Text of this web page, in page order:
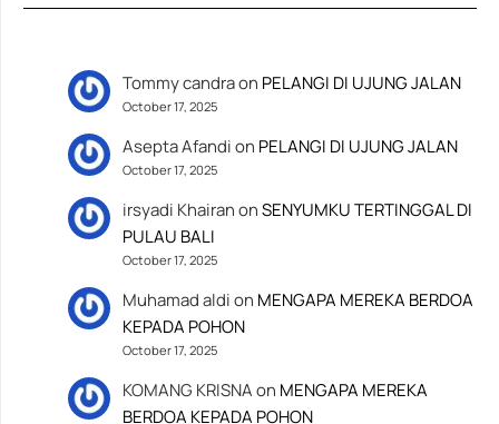
Tommy candraon PELANGI DI UJUNG JALAN
October 17, 2025
Asepta Afandion PELANGI DI UJUNG JALAN
October 17, 2025
irsyadi KhairanonSENYUMKU TERTINGGAL DI
PULAU BALI
October 17, 2025
Muhamad aldion MENGAPA MEREKA BERDOA
KEPADA POHON
October 17, 2025
KOMANG KRISNAon MENGAPA MEREKA
BERDOA KEPADA POHON